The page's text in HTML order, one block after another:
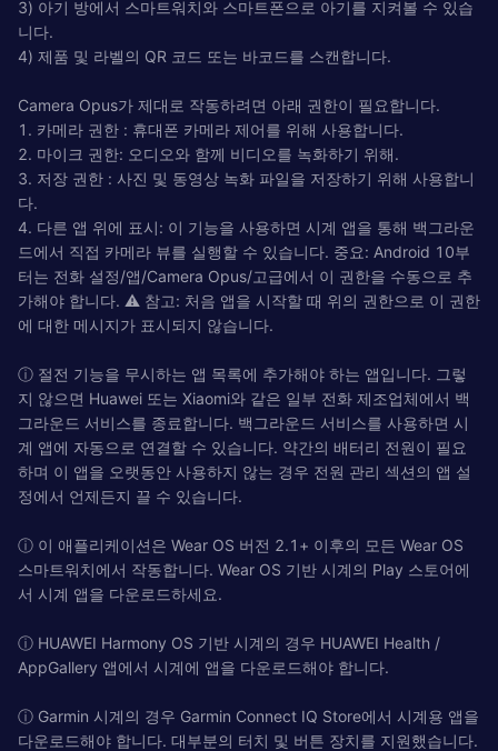
3) 아기 방에서 스마트워치와 스마트폰으로 아기를 지켜볼 수 있습
니다.
4) 제품 및 라벨의 QR 코드 또는 바코드를 스캔합니다.
Camera Opus가 제대로 작동하려면 아래 권한이 필요합니다.
1. 카메라 권한 : 휴대폰 카메라 제어를 위해 사용합니다.
2. 마이크 권한: 오디오와 함께 비디오를 녹화하기 위해.
3. 저장 권한 : 사진 및 동영상 녹화 파일을 저장하기 위해 사용합니
다.
4. 다른 앱 위에 표시: 이 기능을 사용하면 시계 앱을 통해 백그라운
드에서 직접 카메라 뷰를 실행할 수 있습니다. 중요: Android 10부
터는 전화 설정/앱/Camera Opus/고급에서 이 권한을 수동으로 추
가해야 합니다. ⚠ 참고: 처음 앱을 시작할 때 위의 권한으로 이 권한
에 대한 메시지가 표시되지 않습니다.
ⓘ 절전 기능을 무시하는 앱 목록에 추가해야 하는 앱입니다. 그렇
지 않으면 Huawei 또는 Xiaomi와 같은 일부 전화 제조업체에서 백
그라운드 서비스를 종료합니다. 백그라운드 서비스를 사용하면 시
계 앱에 자동으로 연결할 수 있습니다. 약간의 배터리 전원이 필요
하며 이 앱을 오랫동안 사용하지 않는 경우 전원 관리 섹션의 앱 설
정에서 언제든지 끌 수 있습니다.
ⓘ 이 애플리케이션은 Wear OS 버전 2.1+ 이후의 모든 Wear OS
스마트워치에서 작동합니다. Wear OS 기반 시계의 Play 스토어에
서 시계 앱을 다운로드하세요.
ⓘ HUAWEI Harmony OS 기반 시계의 경우 HUAWEI Health /
AppGallery 앱에서 시계에 앱을 다운로드해야 합니다.
ⓘ Garmin 시계의 경우 Garmin Connect IQ Store에서 시계용 앱을
다운로드해야 합니다. 대부분의 터치 및 버튼 장치를 지원했습니다.